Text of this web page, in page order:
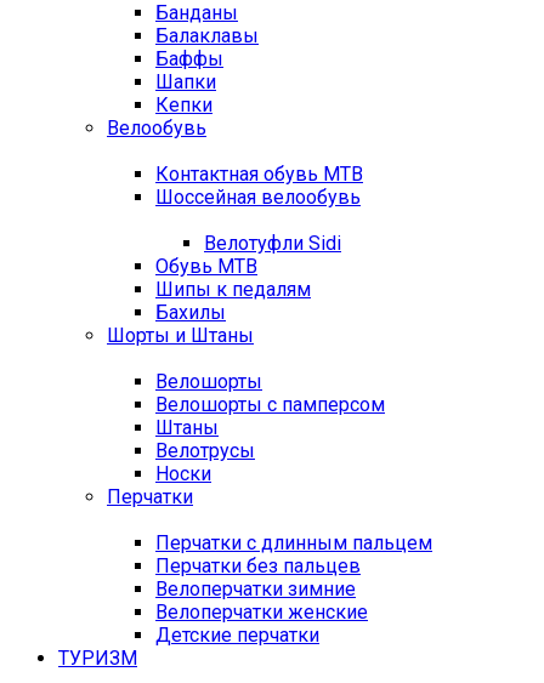
Банданы
Балаклавы
Баффы
Шапки
Кепки
Велообувь
Контактная обувь MTB
Шоссейная велообувь
Велотуфли Sidi
Обувь MTB
Шипы к педалям
Бахилы
Шорты и Штаны
Велошорты
Велошорты с памперсом
Штаны
Велотрусы
Носки
Перчатки
Перчатки с длинным пальцем
Перчатки без пальцев
Велоперчатки зимние
Велоперчатки женские
Детские перчатки
ТУРИЗМ